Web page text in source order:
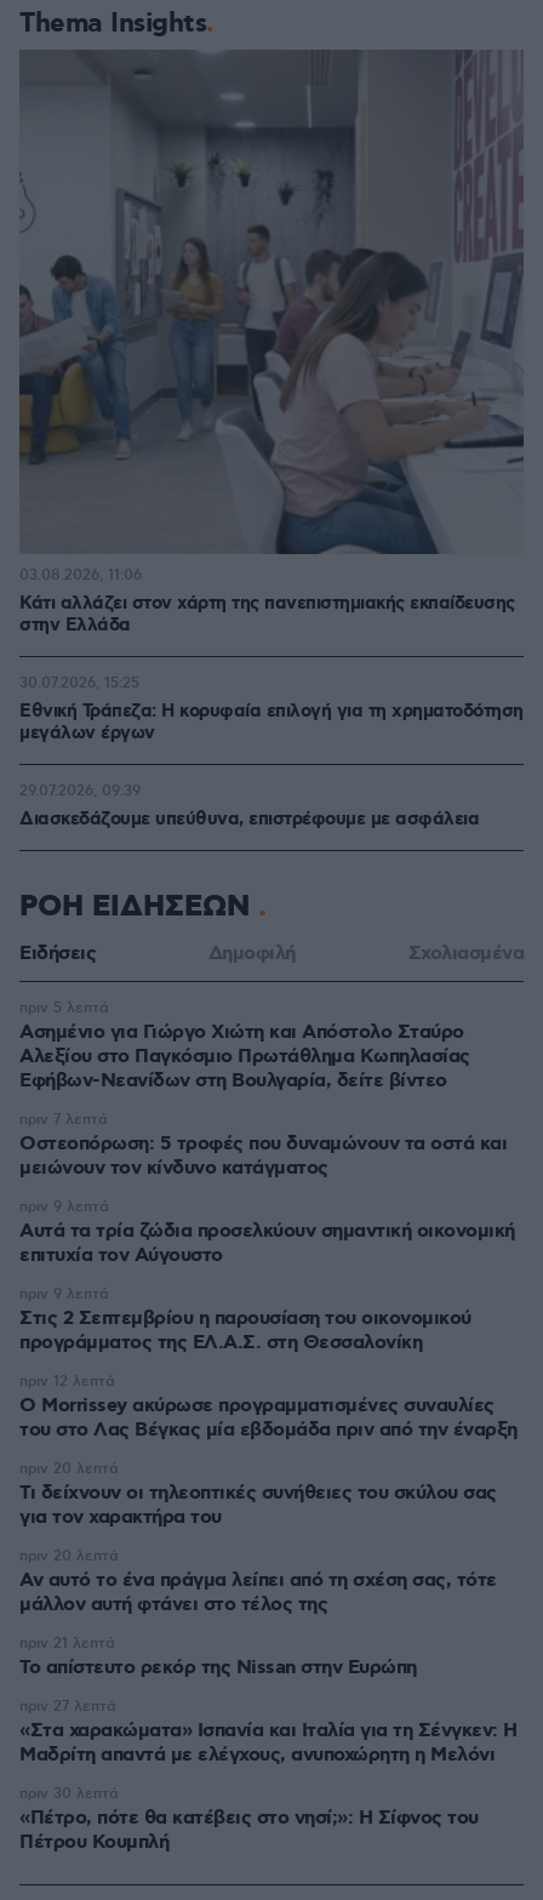
Thema Insights
Κάτι αλλάζει στον χάρτη της πανεπιστημιακής εκπαίδευσης
στην Ελλάδα
03.08.2026, 11:06
Εθνική Τράπεζα: Η κορυφαία επιλογή για τη χρηματοδότηση
μεγάλων έργων
30.07.2026, 15:25
Διασκεδάζουμε υπεύθυνα, επιστρέφουμε με ασφάλεια
29.07.2026, 09:39
ΡΟΗ ΕΙΔΗΣΕΩΝ
Ειδήσεις Δημοφιλή Σχολιασμένα
Ασημένιο για Γιώργο Χιώτη και Απόστολο Σταύρο
Αλεξίου στο Παγκόσμιο Πρωτάθλημα Κωπηλασίας
Εφήβων-Νεανίδων στη Βουλγαρία, δείτε βίντεο
πριν 5 λεπτά
Οστεοπόρωση: 5 τροφές που δυναμώνουν τα οστά και
μειώνουν τον κίνδυνο κατάγματος
πριν 7 λεπτά
Αυτά τα τρία ζώδια προσελκύουν σημαντική οικονομική
επιτυχία τον Αύγουστο
πριν 9 λεπτά
Στις 2 Σεπτεμβρίου η παρουσίαση του οικονομικού
προγράμματος της ΕΛ.Α.Σ. στη Θεσσαλονίκη
πριν 9 λεπτά
Ο Morrissey ακύρωσε προγραμματισμένες συναυλίες
του στο Λας Βέγκας μία εβδομάδα πριν από την έναρξη
πριν 12 λεπτά
Τι δείχνουν οι τηλεοπτικές συνήθειες του σκύλου σας
για τον χαρακτήρα του
πριν 20 λεπτά
Αν αυτό το ένα πράγμα λείπει από τη σχέση σας, τότε
μάλλον αυτή φτάνει στο τέλος της
πριν 20 λεπτά
Το απίστευτο ρεκόρ της Nissan στην Ευρώπη
πριν 21 λεπτά
«Στα χαρακώματα» Ισπανία και Ιταλία για τη Σένγκεν: Η
Μαδρίτη απαντά με ελέγχους, ανυποχώρητη η Μελόνι
πριν 27 λεπτά
«Πέτρο, πότε θα κατέβεις στο νησί;»: Η Σίφνος του
Πέτρου Κουμπλή
πριν 30 λεπτά